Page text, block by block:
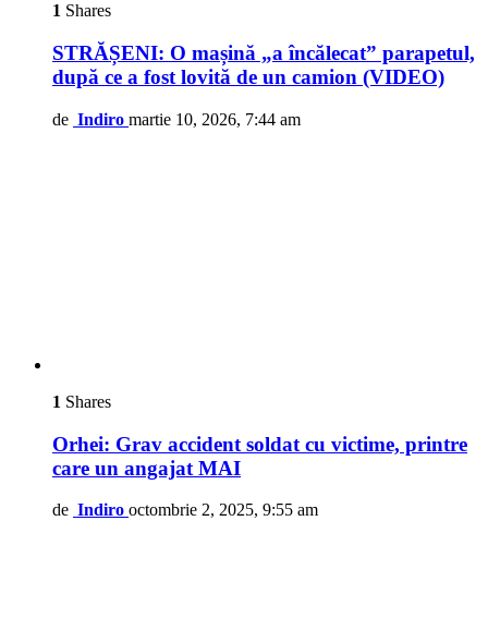
1 Shares
STRĂȘENI: O mașină „a încălecat” parapetul,
după ce a fost lovită de un camion (VIDEO)
de Indiro martie 10, 2026, 7:44 am
1 Shares
Orhei: Grav accident soldat cu victime, printre
care un angajat MAI
de Indiro octombrie 2, 2025, 9:55 am